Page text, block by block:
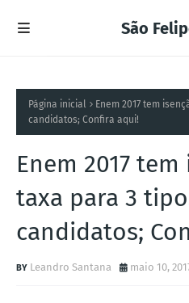
São
Página inicial
Enem 2017 tem
candidatos; Confira aqui!
Enem 2017
taxa para 3
candidatos;
Leandro Santana maio 10,